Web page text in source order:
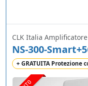
CLK Italia
NS-300-
+ GRATUITA Protezione